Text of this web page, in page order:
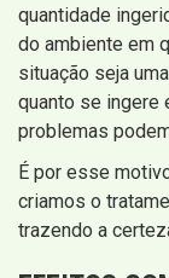
quantidade
do ambiente em
situação seja
quanto se ingere
problemas
É por esse
criamos o
trazendo a